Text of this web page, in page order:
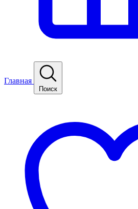
Главная
Поиск